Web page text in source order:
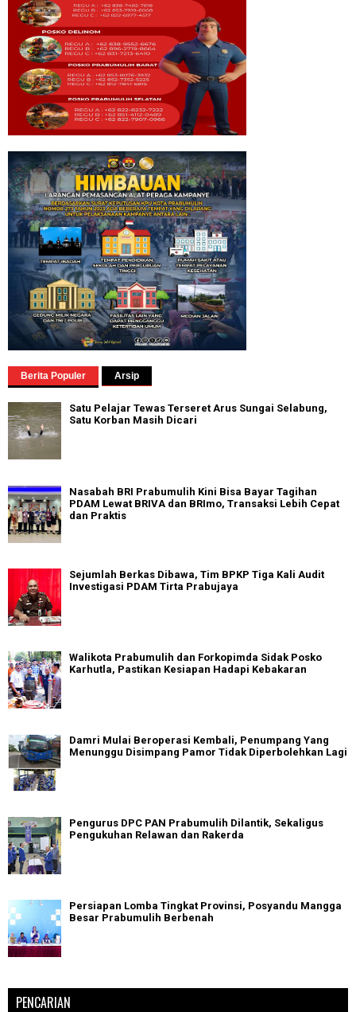
Berita Populer Arsip
Satu Pelajar Tewas Terseret Arus Sungai Selabung,
Satu Korban Masih Dicari
Nasabah BRI Prabumulih Kini Bisa Bayar Tagihan
PDAM Lewat BRIVA dan BRImo, Transaksi Lebih Cepat
dan Praktis
Sejumlah Berkas Dibawa, Tim BPKP Tiga Kali Audit
Investigasi PDAM Tirta Prabujaya
Walikota Prabumulih dan Forkopimda Sidak Posko
Karhutla, Pastikan Kesiapan Hadapi Kebakaran
Damri Mulai Beroperasi Kembali, Penumpang Yang
Menunggu Disimpang Pamor Tidak Diperbolehkan Lagi
Pengurus DPC PAN Prabumulih Dilantik, Sekaligus
Pengukuhan Relawan dan Rakerda
Persiapan Lomba Tingkat Provinsi, Posyandu Mangga
Besar Prabumulih Berbenah
PENCARIAN